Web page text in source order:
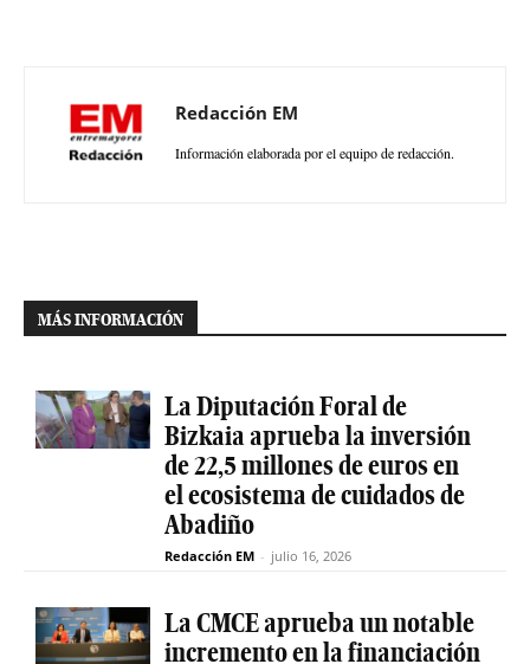
Redacción EM
Información elaborada por el equipo de redacción.
MÁS INFORMACIÓN
La Diputación Foral de
Bizkaia aprueba la inversión
de 22,5 millones de euros en
el ecosistema de cuidados de
Abadiño
Redacción EM - julio 16, 2026
La CMCE aprueba un notable
incremento en la financiación